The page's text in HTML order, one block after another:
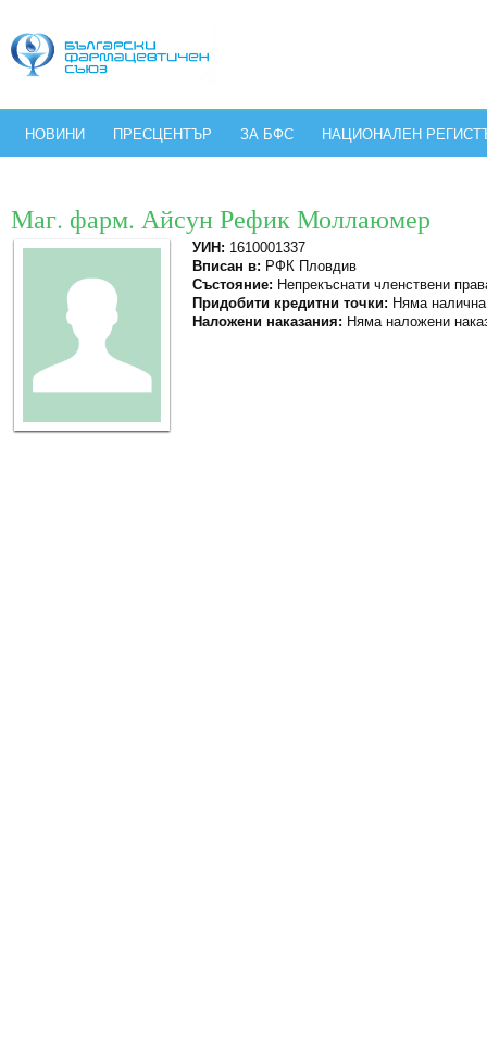
НОВИНИ ПРЕСЦЕНТЪР ЗА БФС НАЦИОНАЛЕН
Маг. фарм. Айсун Рефик Моллаюмер
УИН: 1610001337
Вписан в: РФК Пловдив
Състояние: Непрекъснати членствени
Придобити кредитни точки: Няма
Наложени наказания: Няма наложени